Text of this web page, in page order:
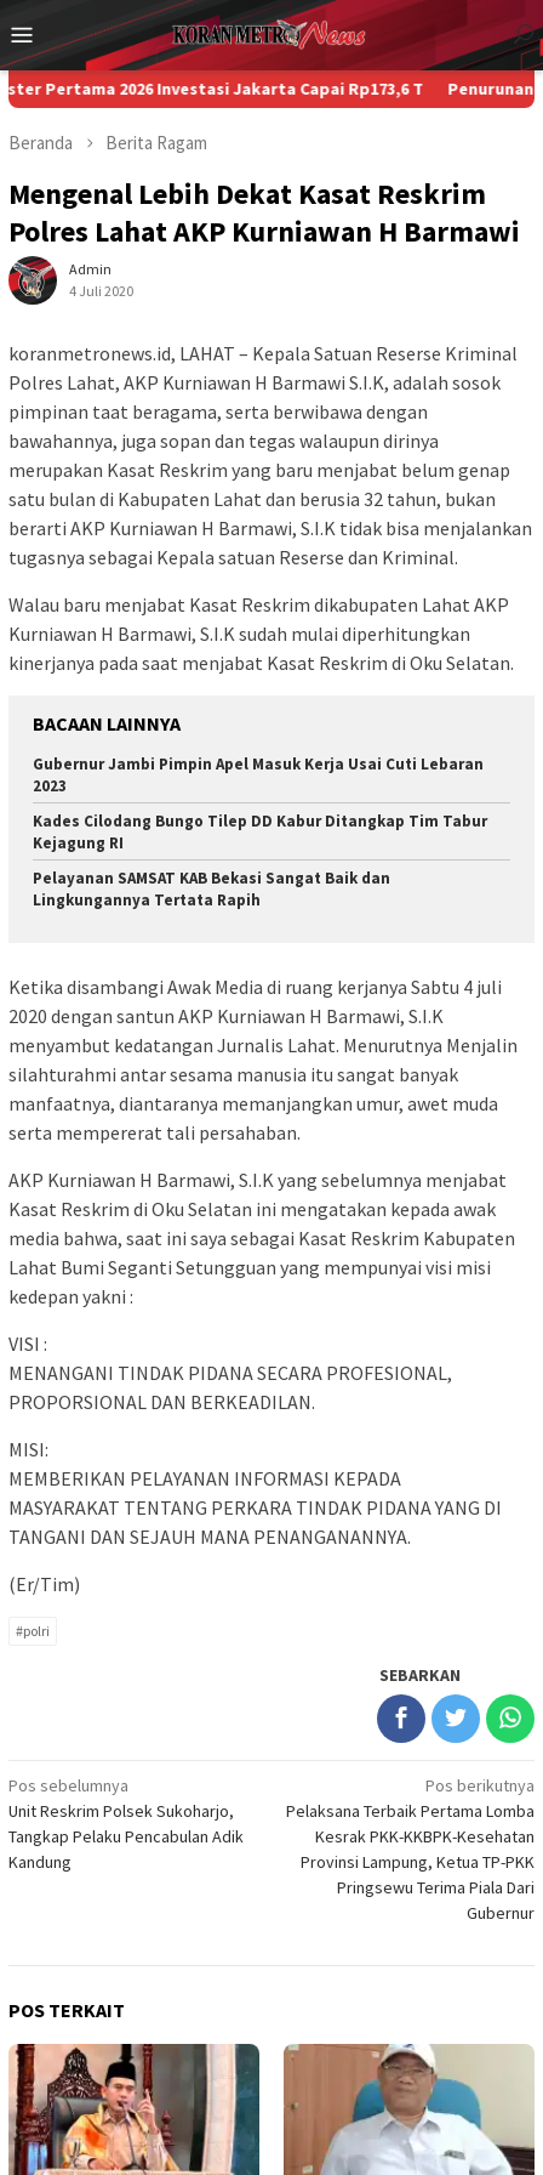
ke
konten
Menu
Mobile
2026 Investasi Jakarta Capai Rp173,6 T Penurunan Paksa
Beranda Berita Ragam
Mengenal Lebih Dekat Kasat Reskrim
Polres Lahat AKP Kurniawan H Barmawi
Admin
4 Juli 2020
koranmetronews.id, LAHAT – Kepala Satuan Reserse Kriminal
Polres Lahat, AKP Kurniawan H Barmawi S.I.K, adalah sosok
pimpinan taat beragama, serta berwibawa dengan
bawahannya, juga sopan dan tegas walaupun dirinya
merupakan Kasat Reskrim yang baru menjabat belum genap
satu bulan di Kabupaten Lahat dan berusia 32 tahun, bukan
berarti AKP Kurniawan H Barmawi, S.I.K tidak bisa menjalankan
tugasnya sebagai Kepala satuan Reserse dan Kriminal.
Walau baru menjabat Kasat Reskrim dikabupaten Lahat AKP
Kurniawan H Barmawi, S.I.K sudah mulai diperhitungkan
kinerjanya pada saat menjabat Kasat Reskrim di Oku Selatan.
BACAAN LAINNYA
Gubernur Jambi Pimpin Apel Masuk Kerja Usai Cuti Lebaran
2023
Kades Cilodang Bungo Tilep DD Kabur Ditangkap Tim Tabur
Kejagung RI
Pelayanan SAMSAT KAB Bekasi Sangat Baik dan
Lingkungannya Tertata Rapih
Ketika disambangi Awak Media di ruang kerjanya Sabtu 4 juli
2020 dengan santun AKP Kurniawan H Barmawi, S.I.K
menyambut kedatangan Jurnalis Lahat. Menurutnya Menjalin
silahturahmi antar sesama manusia itu sangat banyak
manfaatnya, diantaranya memanjangkan umur, awet muda
serta mempererat tali persahaban.
AKP Kurniawan H Barmawi, S.I.K yang sebelumnya menjabat
Kasat Reskrim di Oku Selatan ini mengatakan kepada awak
media bahwa, saat ini saya sebagai Kasat Reskrim Kabupaten
Lahat Bumi Seganti Setungguan yang mempunyai visi misi
kedepan yakni :
VISI :
MENANGANI TINDAK PIDANA SECARA PROFESIONAL,
PROPORSIONAL DAN BERKEADILAN.
MISI:
MEMBERIKAN PELAYANAN INFORMASI KEPADA
MASYARAKAT TENTANG PERKARA TINDAK PIDANA YANG DI
TANGANI DAN SEJAUH MANA PENANGANANNYA.
(Er/Tim)
#polri
SEBARKAN
Navigasi
pos
Pos sebelumnya
Unit Reskrim Polsek Sukoharjo,
Tangkap Pelaku Pencabulan Adik
Kandung
Pos berikutnya
Pelaksana Terbaik Pertama Lomba
Kesrak PKK-KKBPK-Kesehatan
Provinsi Lampung, Ketua TP-PKK
Pringsewu Terima Piala Dari
Gubernur
POS TERKAIT